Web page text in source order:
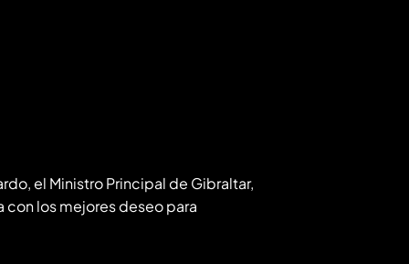
el Ministro Principal de Gibraltar,
los mejores deseo para